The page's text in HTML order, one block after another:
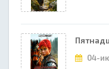
04-